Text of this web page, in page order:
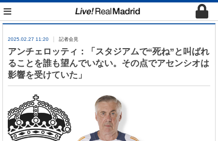
≡
2025.02.27 11:20 記者会見
アンチェロッティ：「スタジアムで“死ね”と叫ばれ
ることを誰も望んでいない。その点でアセンシオは
影響を受けていた」